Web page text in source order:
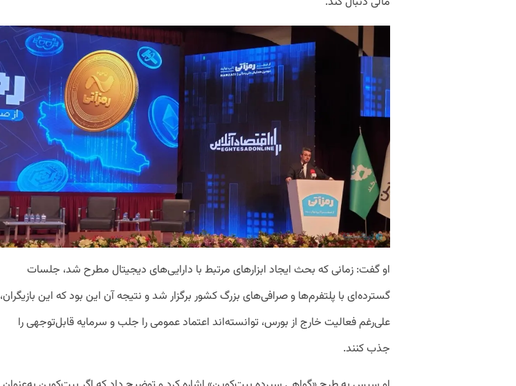
او گفت: زمانی که بحث ایجاد ابزارهای مرتبط با دارایی‌های دیجیتال مطرح شد، جلسات
گسترده‌ای با پلتفرم‌ها و صرافی‌های بزرگ کشور برگزار شد و نتیجه آن این بود که این بازیگران،
علی‌رغم فعالیت خارج از بورس، توانسته‌اند اعتماد عمومی را جلب و سرمایه قابل‌توجهی را
جذب کنند.